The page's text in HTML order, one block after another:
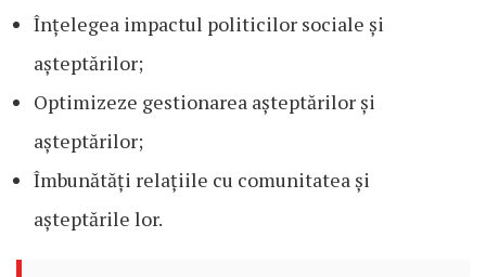
Înțelegea impactul politicilor sociale și
așteptărilor;
Optimizeze gestionarea așteptărilor și
așteptărilor;
Îmbunătăți relațiile cu comunitatea și
așteptările lor.